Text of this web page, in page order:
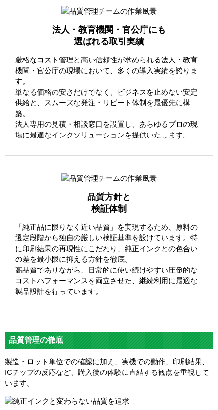
法人・教育機関・官公庁にも
選ばれる取引実績
厳格なコスト管理と高い信頼性が求められる法人・教育
機関・官公庁の現場において、多くの導入実績を誇りま
す。
単なる価格の安さだけでなく、ビジネスを止めない安定
供給と、スムーズな発注・リピート体制を最優先に構
築。
法人専用の見積・相談窓口を設置し、あらゆるプロの現
場に最適なインクソリューションを提供いたします。
品質方針と
検証体制
「純正品に限りなく近い品質」を実現するため、原料の
選定段階から独自の厳しい検証基準を設けています。特
に印刷結果の再現性にこだわり、純正インクとの色合い
の差を最小限に抑える方針を徹底。
高品質でありながら、日常的に使い続けやすい圧倒的な
コストパフォーマンスを両立させた、継続利用に最適な
製品設計を行っています。
品質管理の徹底
製造・ロット単位での確認に加え、実機での動作、印刷結果、
ICチップの反応など、購入後の体験に直結する観点を重視して
います。